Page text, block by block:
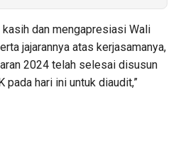
kasih dan mengapresiasi Wali
jajarannya atas kerjasamanya,
2024 telah selesai disusun
pada hari ini untuk diaudit,”